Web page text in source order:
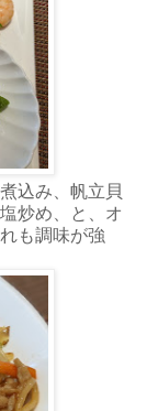
込み、帆立貝
炒め、と、オ
も調味が強